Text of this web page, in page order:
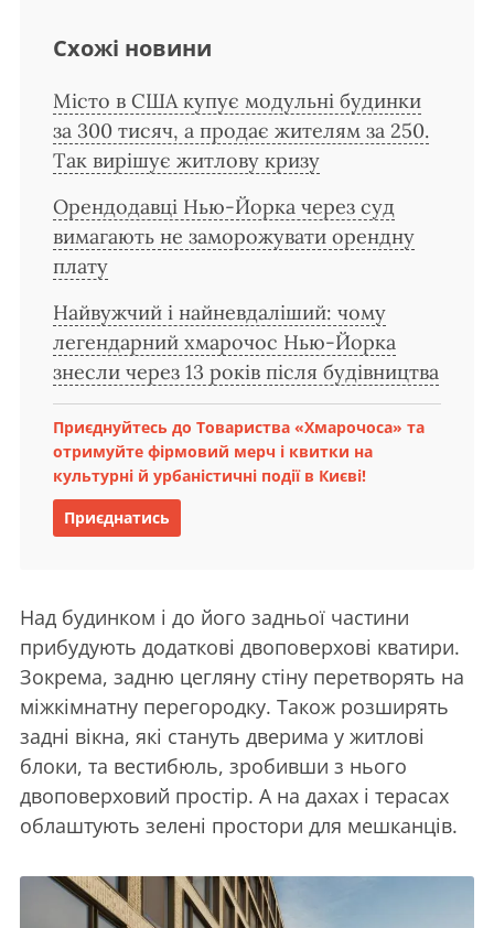
Схожі новини
Місто в США купує модульні будинки
за 300 тисяч, а продає жителям за 250.
Так вирішує житлову кризу
Орендодавці Нью-Йорка через суд
вимагають не заморожувати орендну
плату
Найвужчий і найневдаліший: чому
легендарний хмарочос Нью-Йорка
знесли через 13 років після будівництва
Приєднуйтесь до Товариства «Хмарочоса» та
отримуйте фірмовий мерч і квитки на
культурні й урбаністичні події в Києві!
Приєднатись
Над будинком і до його задньої частини
прибудують додаткові двоповерхові кватири.
Зокрема, задню цегляну стіну перетворять на
міжкімнатну перегородку. Також розширять
задні вікна, які стануть дверима у житлові
блоки, та вестибюль, зробивши з нього
двоповерховий простір. А на дахах і терасах
облаштують зелені простори для мешканців.